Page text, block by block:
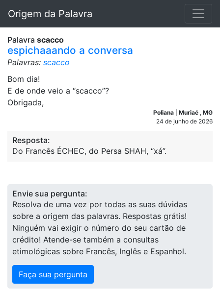
Origem da Palavra
Palavra scacco
espichaaando a conversa
Palavras: scacco
Bom dia!
E de onde veio a “scacco”?
Obrigada,
Poliana Muriaé , MG
24 de junho de 2026
Resposta:
Do Francês ÉCHEC, do Persa SHAH, “xá”.
Envie sua pergunta:
Resolva de uma vez por todas as suas dúvidas
sobre a origem das palavras. Respostas grátis!
Ninguém vai exigir o número do seu cartão de
crédito! Atende-se também a consultas
etimológicas sobre Francês, Inglês e Espanhol.
Faça sua pergunta